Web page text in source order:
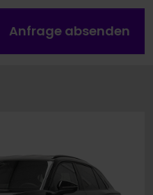
Anfrage absenden